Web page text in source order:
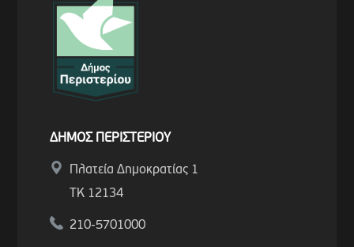
ΔΗΜΟΣ ΠΕΡΙΣΤΕΡΙΟΥ
Πλατεία Δημοκρατίας 1
ΤΚ 12134
210-5701000